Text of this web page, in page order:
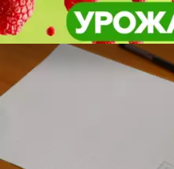
В
Учеба
В
Учеба
Другие
теме
Погода и
валют в